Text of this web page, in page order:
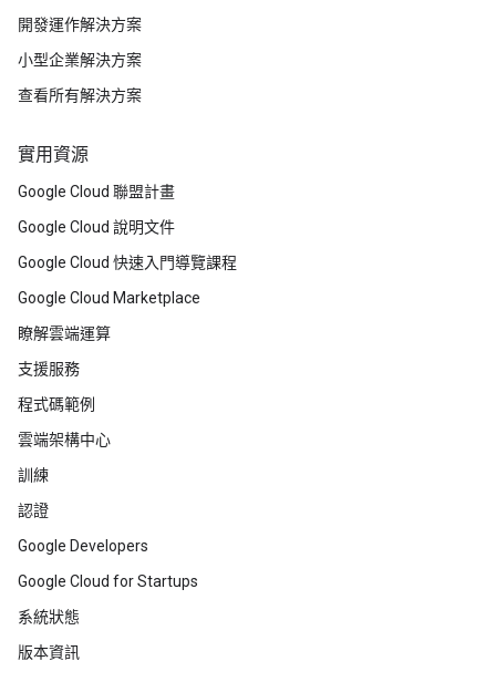
開發運作解決方案
小型企業解決方案
查看所有解決方案
實用資源
Google Cloud 聯盟計畫
Google Cloud 說明文件
Google Cloud 快速入門導覽課程
Google Cloud Marketplace
瞭解雲端運算
支援服務
程式碼範例
雲端架構中心
訓練
認證
Google Developers
Google Cloud for Startups
系統狀態
版本資訊